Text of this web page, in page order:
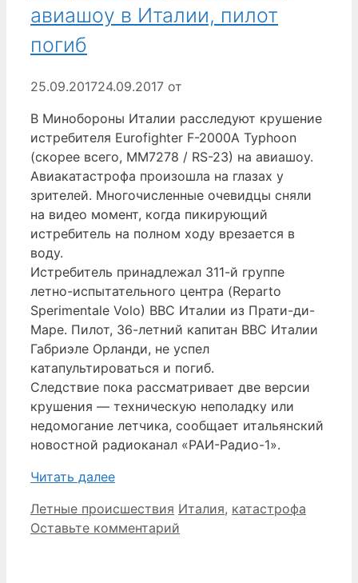
авиашоу в Италии, пилот
погиб
25.09.201724.09.2017 от
В Минобороны Италии расследуют крушение
истребителя Eurofighter F-2000A Typhoon
(скорее всего, MM7278 / RS-23) на авиашоу.
Авиакатастрофа произошла на глазах у
зрителей. Многочисленные очевидцы сняли
на видео момент, когда пикирующий
истребитель на полном ходу врезается в
воду.
Истребитель принадлежал 311-й группе
летно-испытательного центра (Reparto
Sperimentale Volo) ВВС Италии из Прати-ди-
Маре. Пилот, 36-летний капитан ВВС Италии
Габриэле Орланди, не успел
катапультироваться и погиб.
Следствие пока рассматривает две версии
крушения — техническую неполадку или
недомогание летчика, сообщает итальянский
новостной радиоканал «РАИ-Радио-1».
Читать далее
Рубрики
Летные происшествия Метки
Италия, катастрофа
Оставьте комментарий